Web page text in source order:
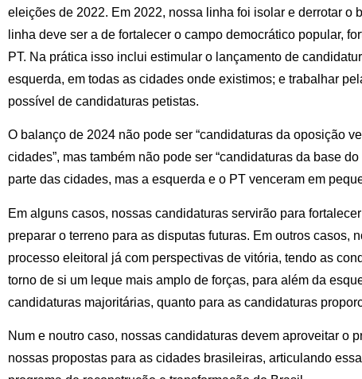
eleições de 2022. Em 2022, nossa linha foi isolar e derrotar o
linha deve ser a de fortalecer o campo democrático popular,
PT. Na prática isso inclui estimular o lançamento de
esquerda, em todas as cidades onde existimos; e trabalhar
possível de candidaturas petistas.
O balanço de 2024 não pode ser “candidaturas da oposição
cidades”, mas também não pode ser “candidaturas da base
parte das cidades, mas a esquerda e o PT venceram em
Em alguns casos, nossas candidaturas servirão para
preparar o terreno para as disputas futuras. Em outros casos,
processo eleitoral já com perspectivas de vitória, tendo as
torno de si um leque mais amplo de forças, para além da
candidaturas majoritárias, quanto para as candidaturas
Num e noutro caso, nossas candidaturas devem aproveitar o
nossas propostas para as cidades brasileiras, articulando